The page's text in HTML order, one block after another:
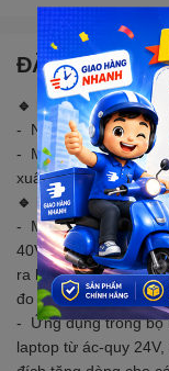
ĐẶC ĐIỂM
🔹 LƯU Ý
- Ngắt tải , chỉnh
- Màu sắc cuộn cảm
xuất, tuy nhiên kết
🔹 MÔ TẢ SẢN
- Mạch hạ áp 300W
40VDC, điện ra từ
ra bằng biến trở.
đo ở 20A và chuyển
- Ứng dụng trong bộ
laptop từ ác-quy